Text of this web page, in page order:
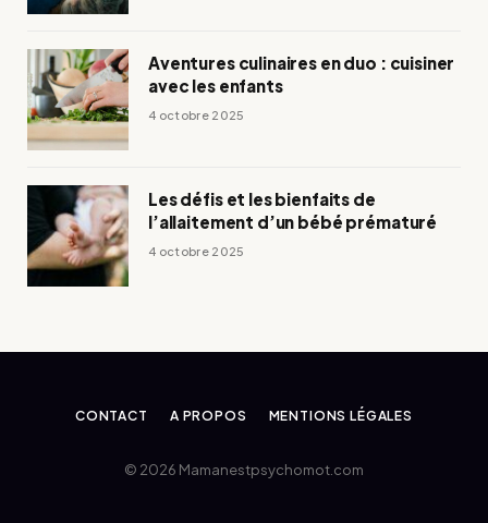
Aventures culinaires en duo : cuisiner
avec les enfants
4 octobre 2025
Les défis et les bienfaits de
l’allaitement d’un bébé prématuré
4 octobre 2025
CONTACT A PROPOS MENTIONS LÉGALES
© 2026 Mamanestpsychomot.com